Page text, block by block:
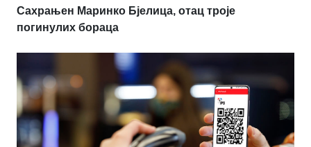
Сахрањен Маринко Бјелица, отац троје
погинулих бораца